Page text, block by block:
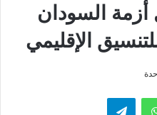
السودان
الإقليمي
واتساب تيلقرام